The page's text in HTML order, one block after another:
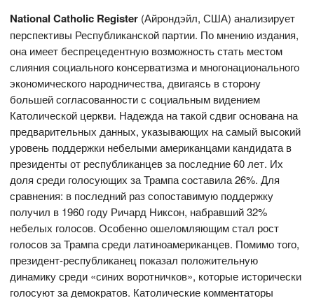
National Catholic Register (Айрондэйл, США) анализирует
перспективы Республиканской партии. По мнению издания,
она имеет беспрецедентную возможность стать местом
слияния социального консерватизма и многонационального
экономического народничества, двигаясь в сторону
большей согласованности с социальным видением
Католической церкви. Надежда на такой сдвиг основана на
предварительных данных, указывающих на самый высокий
уровень поддержки небелыми американцами кандидата в
президенты от республиканцев за последние 60 лет. Их
доля среди голосующих за Трампа составила 26%. Для
сравнения: в последний раз сопоставимую поддержку
получил в 1960 году Ричард Никсон, набравший 32%
небелых голосов. Особенно ошеломляющим стал рост
голосов за Трампа среди латиноамериканцев. Помимо того,
президент-республиканец показал положительную
динамику среди «синих воротничков», которые исторически
голосуют за демократов. Католические комментаторы